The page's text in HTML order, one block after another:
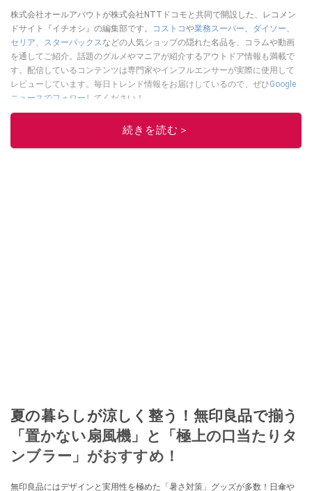
株式会社オールアバウトが株式会社NTTドコモと共同で開設した、レコメン
ドサイト『イチオシ』の編集部です。
コストコや業務スーパー、 ダイソー、
セリア、 スターバックスなどの人気ショップの隠れた名品を、コラムや動画
を通してご紹介。話題のグルメやマニアが紹介するアウトドア情報も満載で
す。配信しているコンテンツは専門家やインフルエンサーが実際に使用して
レビューしています。毎日トレンド情報をお届けしているので、ぜひGoogle
ニュースでフォロー してください！
続きを読む＞
夏の暮らしが涼しく整う！無印良品で揃う
「置かない扇風機」と「極上の口当たりタ
ンブラー」がおすすめ！
無印良品にはデザインと実用性を極めた「暑さ対策」グッズが多数！日傘や